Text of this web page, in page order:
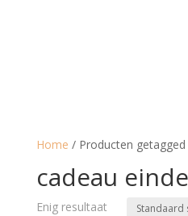
Home / Producten getagged
cadeau
Enig resultaat